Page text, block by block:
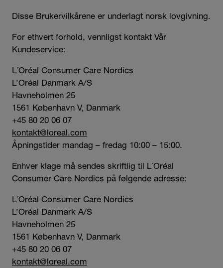
Disse Brukervilkårene er underlagt norsk lovgivning.
For ethvert forhold, vennligst kontakt Vår
Kundeservice:
L´Oréal Consumer Care Nordics
L’Oréal Danmark A/S
Havneholmen 25
1561 København V, Danmark
+45 80 20 06 07
kontakt@loreal.com
Åpningstider mandag – fredag 10:00 – 15:00.
Enhver klage må sendes skriftlig til L´Oréal
Consumer Care Nordics på følgende adresse:
L´Oréal Consumer Care Nordics
L’Oréal Danmark A/S
Havneholmen 25
1561 København V, Danmark
+45 80 20 06 07
kontakt@loreal.com